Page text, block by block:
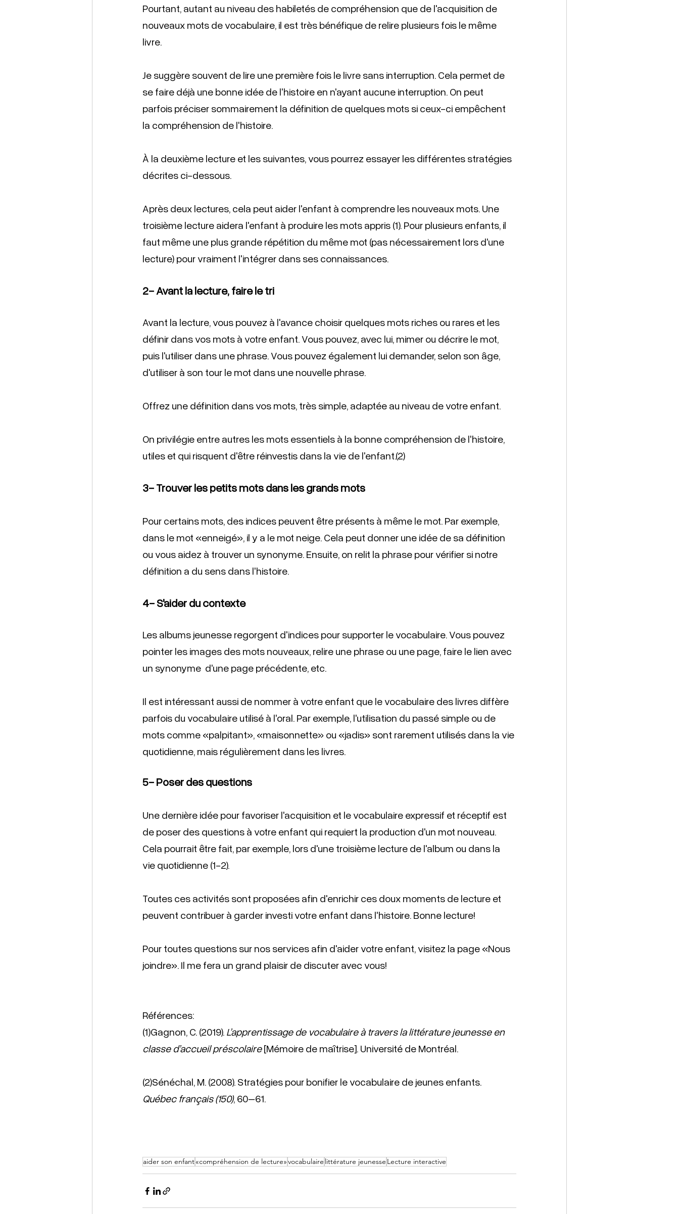
Pourtant, autant au niveau des habiletés de compréhension que de l'acquisition de
nouveaux mots de vocabulaire, il est très bénéfique de relire plusieurs fois le même
livre.
Je suggère souvent de lire une première fois le livre sans interruption. Cela permet de
se faire déjà une bonne idée de l'histoire en n'ayant aucune interruption. On peut
parfois préciser sommairement la définition de quelques mots si ceux-ci empêchent
la compréhension de l'histoire.
À la deuxième lecture et les suivantes, vous pourrez essayer les différentes stratégies
décrites ci-dessous.
Après deux lectures, cela peut aider l'enfant à comprendre les nouveaux mots. Une
troisième lecture aidera l'enfant à produire les mots appris (1). Pour plusieurs enfants, il
faut même une plus grande répétition du même mot (pas nécessairement lors d'une
lecture) pour vraiment l'intégrer dans ses connaissances.
2- Avant la lecture, faire le tri
Avant la lecture, vous pouvez à l'avance choisir quelques mots riches ou rares et les
définir dans vos mots à votre enfant. Vous pouvez, avec lui, mimer ou décrire le mot,
puis l'utiliser dans une phrase. Vous pouvez également lui demander, selon son âge,
d'utiliser à son tour le mot dans une nouvelle phrase.
Offrez une définition dans vos mots, très simple, adaptée au niveau de votre enfant.
On privilégie entre autres les mots essentiels à la bonne compréhension de l'histoire,
utiles et qui risquent d'être réinvestis dans la vie de l'enfant.(2)
3- Trouver les petits mots dans les grands mots
Pour certains mots, des indices peuvent être présents à même le mot. Par exemple,
dans le mot «enneigé», il y a le mot neige. Cela peut donner une idée de sa définition
ou vous aidez à trouver un synonyme. Ensuite, on relit la phrase pour vérifier si notre
définition a du sens dans l'histoire.
4- S'aider du contexte
Les albums jeunesse regorgent d'indices pour supporter le vocabulaire. Vous pouvez
pointer les images des mots nouveaux, relire une phrase ou une page, faire le lien avec
un synonyme  d'une page précédente, etc.
Il est intéressant aussi de nommer à votre enfant que le vocabulaire des livres diffère
parfois du vocabulaire utilisé à l'oral. Par exemple, l'utilisation du passé simple ou de
mots comme «palpitant», «maisonnette» ou «jadis» sont rarement utilisés dans la vie
quotidienne, mais régulièrement dans les livres.
5- Poser des questions
Une dernière idée pour favoriser l'acquisition et le vocabulaire expressif et réceptif est
de poser des questions à votre enfant qui requiert la production d'un mot nouveau.
Cela pourrait être fait, par exemple, lors d'une troisième lecture de l'album ou dans la
vie quotidienne (1-2).
Toutes ces activités sont proposées afin d'enrichir ces doux moments de lecture et
peuvent contribuer à garder investi votre enfant dans l'histoire. Bonne lecture!
Pour toutes questions sur nos services afin d'aider votre enfant, visitez la page «Nous
joindre». Il me fera un grand plaisir de discuter avec vous!
Références:
(1)Gagnon, C. (2019). L’apprentissage de vocabulaire à travers la littérature jeunesse en
classe d’accueil préscolaire [Mémoire de maîtrise]. Université de Montréal.
(2)Sénéchal, M. (2008). Stratégies pour bonifier le vocabulaire de jeunes enfants.
Québec français (150), 60–61.
aider son enfant«compréhension de lecture»vocabulaire littérature jeunesse Lecture interactive